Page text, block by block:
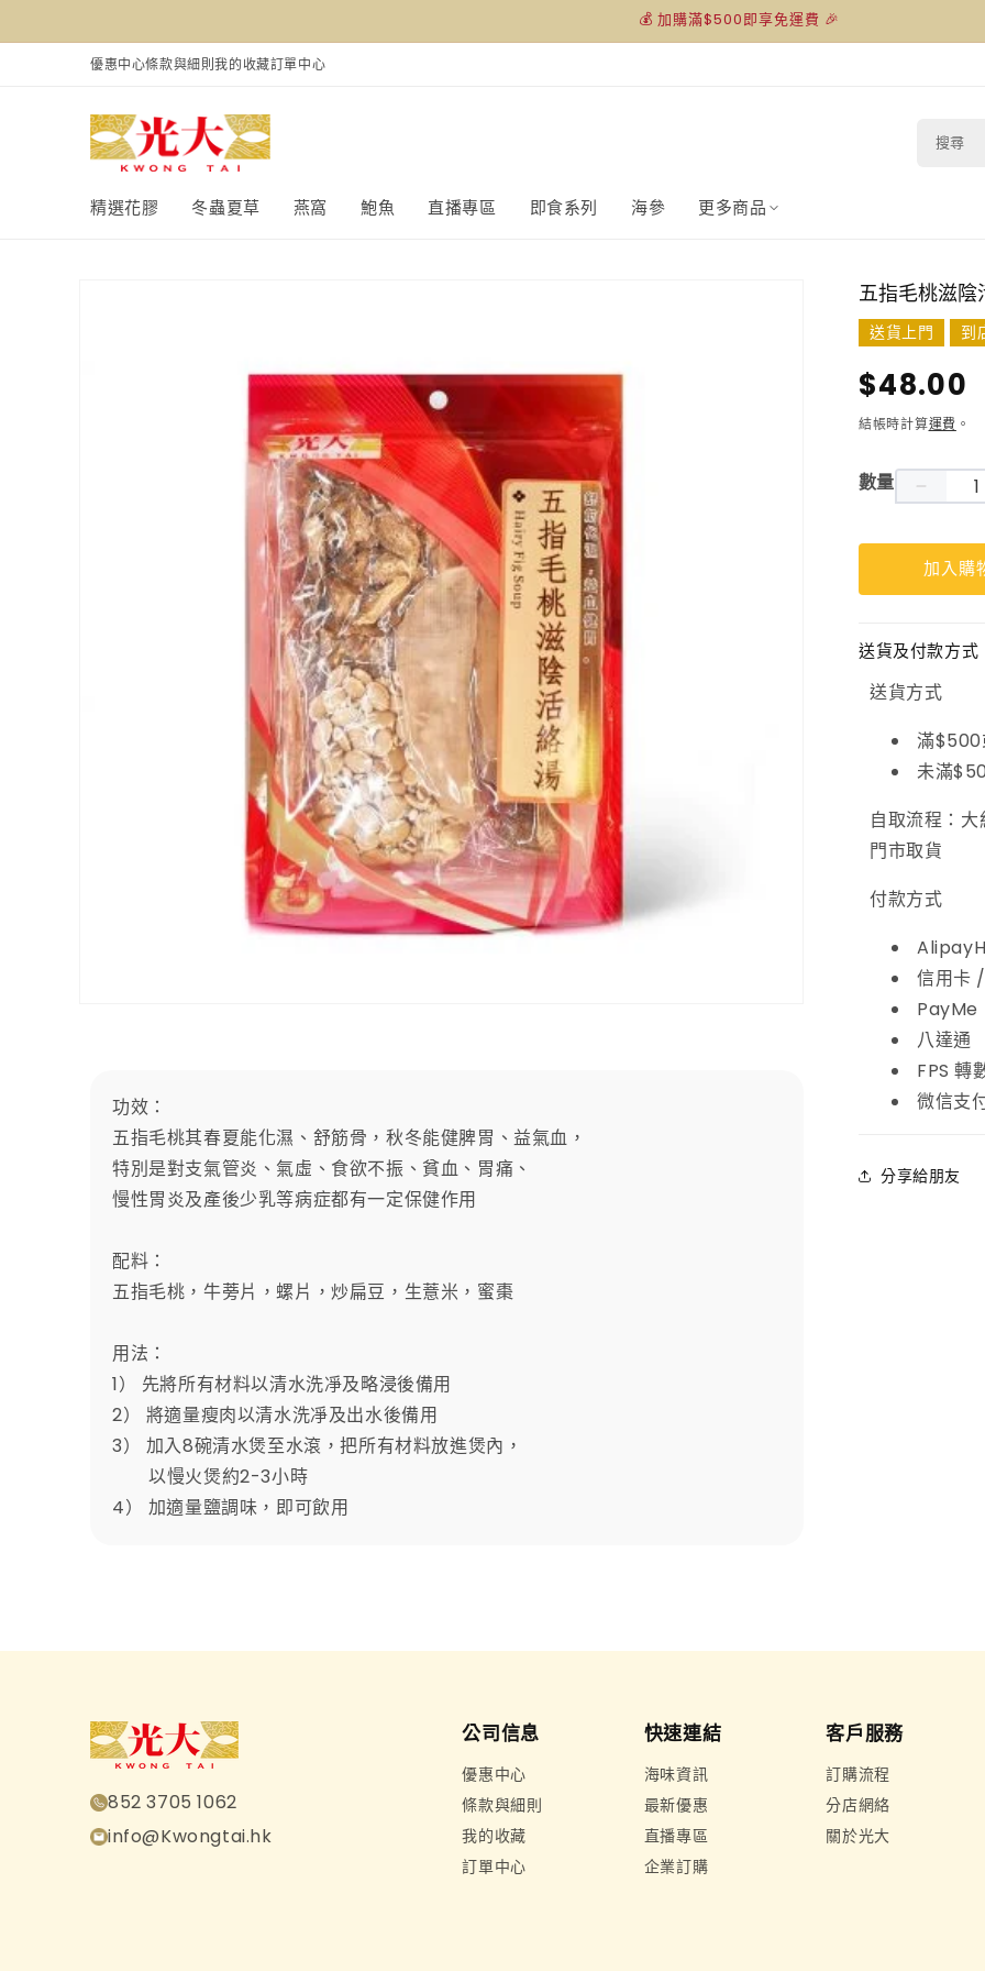
💰 加購滿$500即享免運費 🎉
優惠中心條款與細則我的收藏訂單中心
精選花膠 冬蟲夏草 燕窩 鮑魚 直播專區 即食系列 海參 更多商品
功效：
五指毛桃其春夏能化濕、舒筋骨，秋冬能健脾胃、益氣血，
特別是對支氣管炎、氣虛、食欲不振、貧血、胃痛、
慢性胃炎及產後少乳等病症都有一定保健作用
配料：
五指毛桃，牛蒡片，螺片，炒扁豆，生薏米，蜜棗
用法：
1） 先將所有材料以清水洗凈及略浸後備用
2） 將適量瘦肉以清水洗凈及出水後備用
3） 加入8碗清水煲至水滾，把所有材料放進煲內，
以慢火煲約2-3小時
4） 加適量鹽調味，即可飲用
五指毛桃滋陰
送貨上門 到
定
價
$48.00
結帳時計算運費 。
數量
五
指
毛
滋
陰
絡
湯
數
量
減
加入購
送貨及付款方式
送貨方式
滿$500
未滿
自取流程：
門市取貨
付款方式
信用卡
PayMe
八達通
FPS 轉
微信支
分享給朋友
852 3705 1062
info@Kwongtai.hk
公司信息
優惠中心
條款與細則
我的收藏
訂單中心
快速連結
海味資訊
最新優惠
直播專區
企業訂購
客戶服務
訂購流程
分店網絡
關於光大